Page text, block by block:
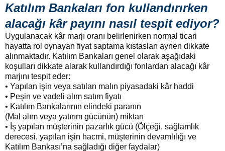
Katılım Bankaları fon kullandırırken
alacağı kâr payını nasıl tespit ediyor?
Uygulanacak kâr marjı oranı belirlenirken normal ticari
hayatta rol oynayan fiyat saptama kıstasları aynen dikkate
alınmaktadır. Katılım Bankaları genel olarak aşağıdaki
koşulları dikkate alarak kullandırdığı fonlardan alacağı kâr
marjını tespit eder:
• Yapılan işin veya satılan malın piyasadaki kâr haddi
• Peşin ve vadeli alım satım fiyatı
• Katılım Bankalarının elindeki paranın
(Mal alım veya yatırım gücünün) miktarı
• İş yapılan müşterinin pazarlık gücü (Ölçeği, sağlamlık
derecesi, yapılan işin hacmi, müşterinin devamlılığı ve
Katılım Bankası’na sağladığı diğer faydalar)